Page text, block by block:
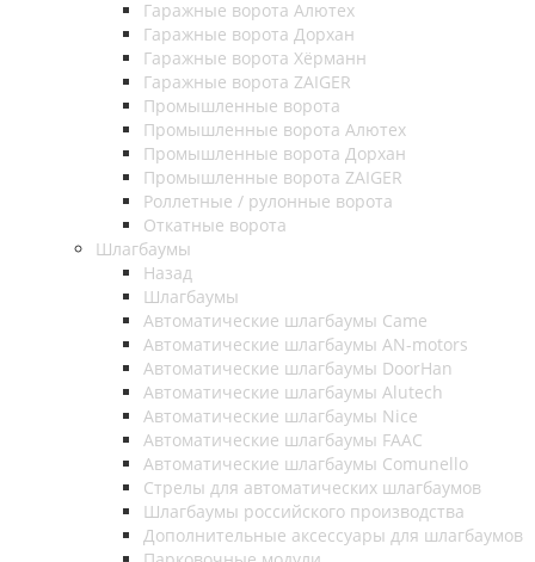
Гаражные ворота Алютех
Гаражные ворота Дорхан
Гаражные ворота Хёрманн
Гаражные ворота ZAIGER
Промышленные ворота
Промышленные ворота Алютех
Промышленные ворота Дорхан
Промышленные ворота ZAIGER
Роллетные / рулонные ворота
Откатные ворота
Шлагбаумы
Назад
Шлагбаумы
Автоматические шлагбаумы Came
Автоматические шлагбаумы AN-motors
Автоматические шлагбаумы DoorHan
Автоматические шлагбаумы Alutech
Автоматические шлагбаумы Nice
Автоматические шлагбаумы FAAC
Автоматические шлагбаумы Comunello
Стрелы для автоматических шлагбаумов
Шлагбаумы российского производства
Дополнительные аксессуары для шлагбаумов